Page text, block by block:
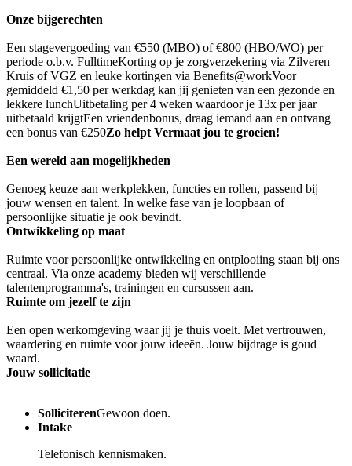
Onze bijgerechten
Een stagevergoeding van €550 (MBO) of €800 (HBO/WO) per
periode o.b.v. FulltimeKorting op je zorgverzekering via Zilveren
Kruis of VGZ en leuke kortingen via Benefits@workVoor
gemiddeld €1,50 per werkdag kan jij genieten van een gezonde en
lekkere lunchUitbetaling per 4 weken waardoor je 13x per jaar
uitbetaald krijgtEen vriendenbonus, draag iemand aan en ontvang
een bonus van €250Zo helpt Vermaat jou te groeien!
Een wereld aan mogelijkheden
Genoeg keuze aan werkplekken, functies en rollen, passend bij
jouw wensen en talent. In welke fase van je loopbaan of
persoonlijke situatie je ook bevindt.
Ontwikkeling op maat
Ruimte voor persoonlijke ontwikkeling en ontplooiing staan bij ons
centraal. Via onze academy bieden wij verschillende
talentenprogramma's, trainingen en cursussen aan.
Ruimte om jezelf te zijn
Een open werkomgeving waar jij je thuis voelt. Met vertrouwen,
waardering en ruimte voor jouw ideeën. Jouw bijdrage is goud
waard.
Jouw sollicitatie
SolliciterenGewoon doen.
Intake
Telefonisch kennismaken.